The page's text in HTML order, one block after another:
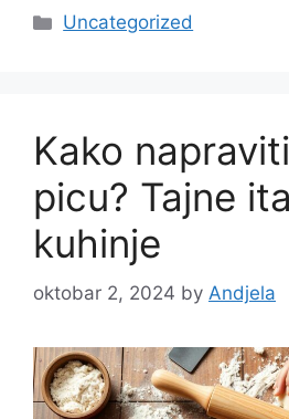
Categories
Uncategorized
Kako
picu? Tajne
kuhinje
oktobar 2, 2024 by Andjela